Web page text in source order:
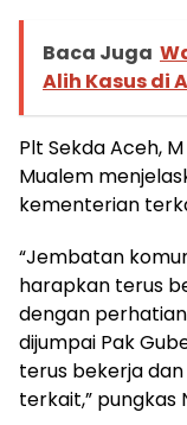
Baca Juga
Alih Kasus di
Plt Sekda Aceh,
Mualem
kementerian
“Jembatan
harapkan terus
dengan
dijumpai Pak
terus bekerja
terkait,” pungkas